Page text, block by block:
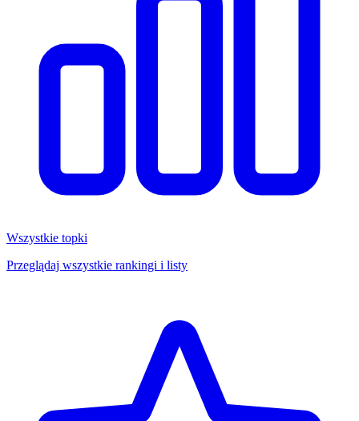
Wszystkie topki
Przeglądaj wszystkie rankingi i listy